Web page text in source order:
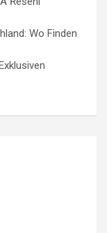
Wo Finden